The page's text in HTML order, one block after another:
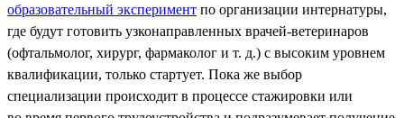
образовательный эксперимент по организации интернатуры,
где будут готовить узконаправленных врачей-ветеринаров
(офтальмолог, хирург, фармаколог и т. д.) с высоким уровнем
квалификации, только стартует. Пока же выбор
специализации происходит в процессе стажировки или